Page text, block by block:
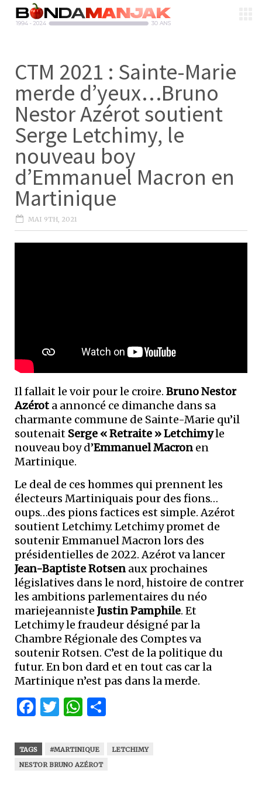
CTM 2021 : Sainte-Marie
merde d’yeux…Bruno
Nestor Azérot soutient
Serge Letchimy, le
nouveau boy
d’Emmanuel Macron en
Martinique
MAI 9TH, 2021
Il fallait le voir pour le croire. Bruno Nestor
Azérot a annoncé ce dimanche dans sa
charmante commune de Sainte-Marie qu’il
soutenait Serge « Retraite » Letchimyle
nouveau boy d’Emmanuel Macron en
Martinique.
Le deal de ces hommes qui prennent les
électeurs Martiniquais pour des fions…
oups…des pions factices est simple. Azérot
soutient Letchimy. Letchimy promet de
soutenir Emmanuel Macron lors des
présidentielles de 2022. Azérot va lancer
Jean-Baptiste Rotsen aux prochaines
législatives dans le nord, histoire de contrer
les ambitions parlementaires du néo
mariejeanniste Justin Pamphile. Et
Letchimy le fraudeur désigné par la
Chambre Régionale des Comptes va
soutenir Rotsen. C’est de la politique du
futur. En bon dard et en tout cas car la
Martinique n’est pas dans la merde.
Facebook
Twitter
WhatsApp
TAGS #MARTINIQUE
LETCHIMY
NESTOR BRUNO AZÉROT